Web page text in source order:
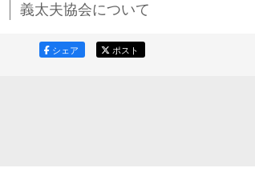
義太夫協会について
シェア ポスト